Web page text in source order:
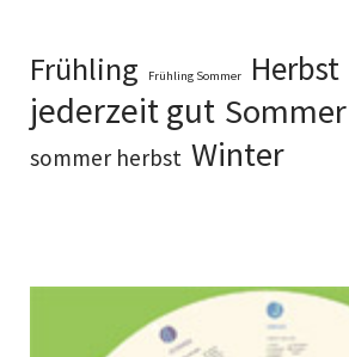
Frühling Frühling Sommer Herbst
jederzeit gut Sommer
sommer herbst Winter